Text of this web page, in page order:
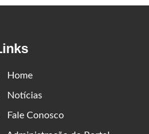
Home
Notícias
Fale Conosco